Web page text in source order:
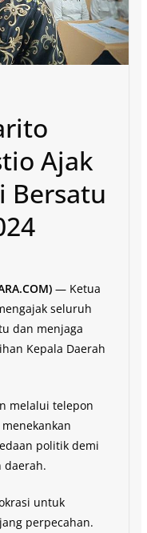
Ajak
Bersatu
— Ketua
seluruh
dan menjaga
Kepala Daerah
melalui telepon
politik demi
daerah.
untuk
perpecahan.